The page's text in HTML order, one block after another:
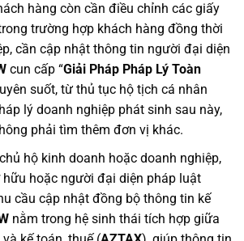
hàng còn cần điều chỉnh các giấy
trường hợp khách hàng đồng thời
cần cập nhật thông tin người đại diện
cun cấp “Giải Pháp Pháp Lý Toàn
suốt, từ thủ tục hộ tịch cá nhân
lý doanh nghiệp phát sinh sau này,
phải tìm thêm đơn vị khác.
hộ kinh doanh hoặc doanh nghiệp,
hoặc người đại diện pháp luật
cầu cập nhật đồng bộ thông tin kế
nằm trong hệ sinh thái tích hợp giữa